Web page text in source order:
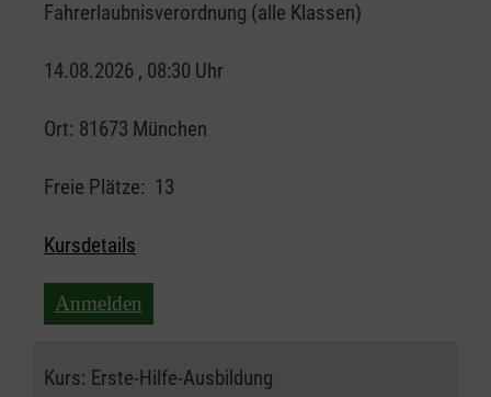
Fahrerlaubnisverordnung (alle Klassen)
14.08.2026 , 08:30 Uhr
Ort: 81673 München
Freie Plätze: 13
Kursdetails
Anmelden
Kurs: Erste-Hilfe-Ausbildung